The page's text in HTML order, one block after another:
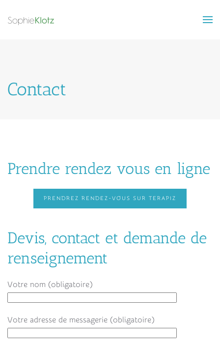
Skip to main content
Contact
Prendre rendez vous en ligne
PRENDREZ RENDEZ-VOUS SUR TERAPIZ
Devis, contact et demande de
renseignement
Votre nom (obligatoire)
Votre adresse de messagerie (obligatoire)